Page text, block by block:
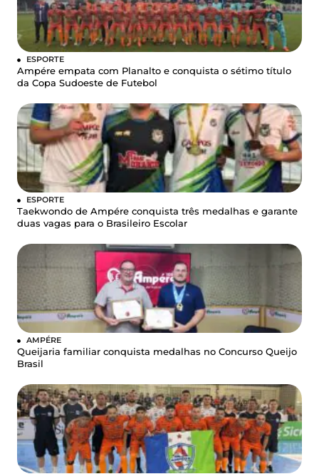
ESPORTE
Ampére empata com Planalto e conquista o sétimo título
da Copa Sudoeste de Futebol
ESPORTE
Taekwondo de Ampére conquista três medalhas e garante
duas vagas para o Brasileiro Escolar
AMPÉRE
Queijaria familiar conquista medalhas no Concurso Queijo
Brasil